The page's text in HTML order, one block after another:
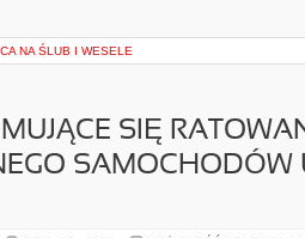
NA ŚLUB I WESELE
SIĘ
SAMOCHODÓW